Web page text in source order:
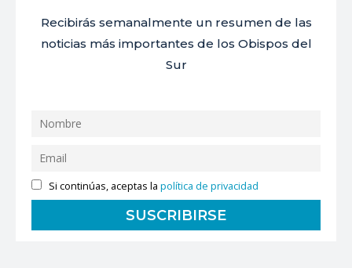
Recibirás semanalmente un resumen de las
noticias más importantes de los Obispos del
Sur
Si continúas, aceptas lapolítica de privacidad